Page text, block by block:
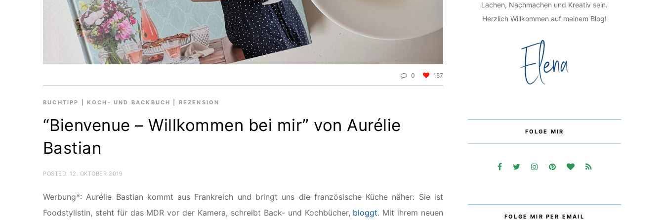
0 157
BUCHTIPP KOCH- UND BACKBUCH REZENSION
“Bienvenue – Willkommen bei mir” von Aurélie
Bastian
POSTED: 12. OKTOBER 2019
Werbung*: Aurélie Bastian kommt aus Frankreich und bringt uns die französische Küche näher: Sie ist
Foodstylistin, steht für das MDR vor der Kamera, schreibt Back- und Kochbücher, bloggt. Mit ihrem neuen
Lachen, Nachmachen und Kreativ sein.
Herzlich Willkommen auf meinem Blog!
FOLGE MIR
FOLGE MIR PER EMAIL